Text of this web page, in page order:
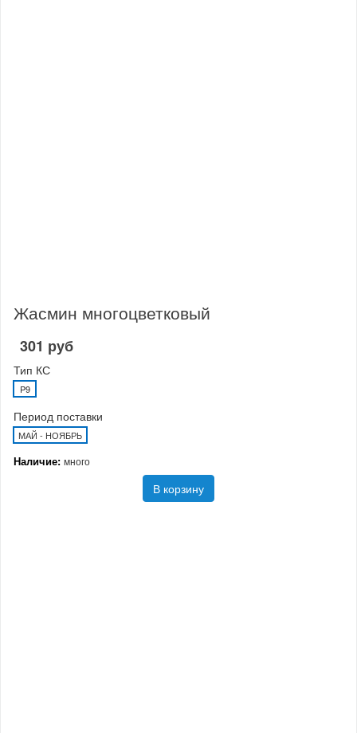
Жасмин многоцветковый
301 руб
Тип КС
P9
Период поставки
МАЙ - НОЯБРЬ
Наличие: много
В корзину